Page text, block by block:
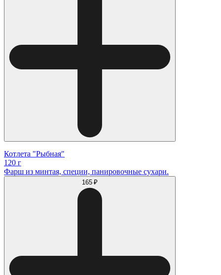
Котлета "Рыбная"
120 г
Фарш из минтая, специи, панировочные сухари.
165 ₽